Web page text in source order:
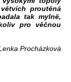
proutěná
tak mylně,
pro věčnou
Procházková